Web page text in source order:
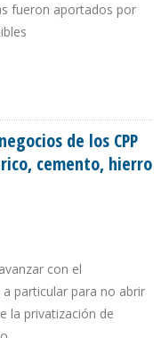
fueron aportados por
de los CPP
cemento, hierro
con el
particular para no abrir
la privatización de